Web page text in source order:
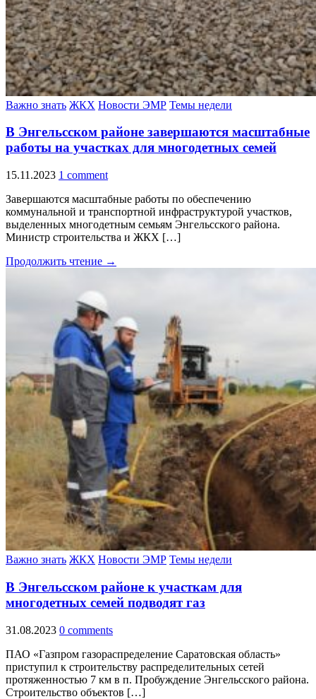
Важно знать ЖКХ Новости ЭМР Темы недели
В Энгельсском районе завершаются масштабные
работы на участках для многодетных семей
15.11.2023 1 comment
Завершаются масштабные работы по обеспечению
коммунальной и транспортной инфраструктурой участков,
выделенных многодетным семьям Энгельсского района.
Министр строительства и ЖКХ […]
Продолжить чтение →
Важно знать ЖКХ Новости ЭМР Темы недели
В Энгельсском районе к участкам для
многодетных семей подводят газ
31.08.2023 0 comments
ПАО «Газпром газораспределение Саратовская область»
приступил к строительству распределительных сетей
протяженностью 7 км в п. Пробуждение Энгельсского района.
Строительство объектов […]